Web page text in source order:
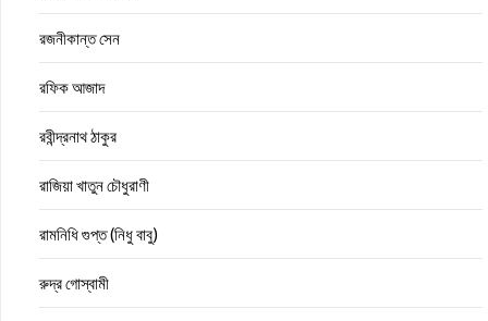
রজনীকান্ত সেন
রফিক আজাদ
রবীন্দ্রনাথ ঠাকুর
রাজিয়া খাতুন চৌধুরাণী
রামনিধি গুপ্ত (নিধু বাবু)
রুদ্র গোস্বামী